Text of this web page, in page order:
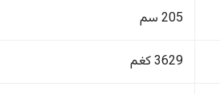
205 سم
3629 كغم